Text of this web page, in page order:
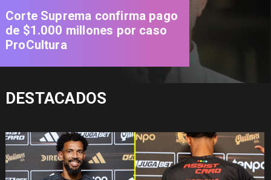
Corte Suprema confirma pago
de $1.000 millones por caso
ProCultura
DESTACADOS